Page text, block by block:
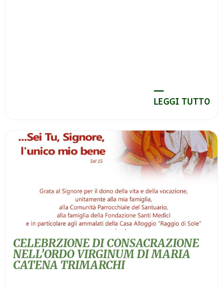
LEGGI TUTTO
CELEBRZIONE DI CONSACRAZIONE
NELL’ORDO VIRGINUM DI MARIA
CATENA TRIMARCHI